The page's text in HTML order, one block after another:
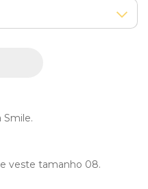
Smile.
veste tamanho 08.